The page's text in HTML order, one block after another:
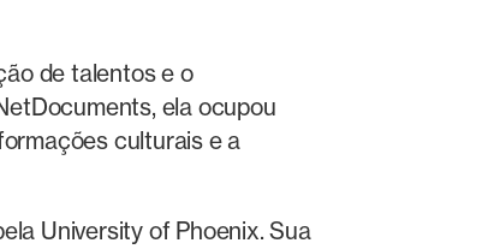
de talentos e o
ela ocupou
culturais e a
University of Phoenix. Sua